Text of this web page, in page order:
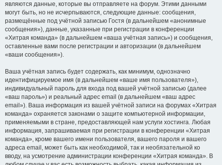
являются данные, которые вы отправляете на форум. Этими данными
могут быть, но не исчерпываются, следующие данные: сообщения,
размещённые под учётной записью Гостя (в дальнейшем «анонимные
сообщения»), данные, указанные при регистрации в конференции
«Хитрая команда» (в дальнейшем «ваша учётная запись») и сообщения,
оставленные вами после регистрации и авторизации (в дальнейшем
«ваши сообщения»).
Ваша учётная запись будет содержать, как минимум, однозначно
идентифицируемое имя (в дальнейшем «ваше имя пользователя»),
индивидуальный пароль для входа под вашей учётной записью (далее
«ваш пароль») и реальный адрес email (в дальнейшем «ваш адрес
email»). Ваша информация из вашей учётной записи на форумах «Хитрая
команда» охраняется законами о защите компьютерной информации,
применяемыми в стране, предоставляющей нам услуги хостинга. Любая
информация, запрашиваемая при регистрации в конференции «Хитрая
команда», кроме вашего имени пользователя, вашего пароля и вашего
адреса email, может быть как необходимой, так и необязательной ко
вводу, на усмотрение администрации конференции «Хитрая команда». В